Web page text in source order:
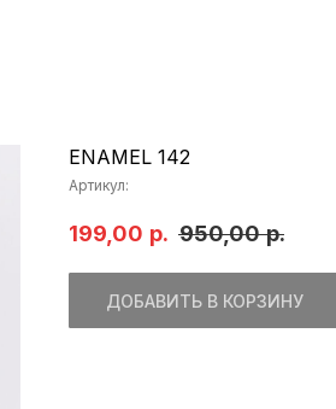
ENAMEL 142
Артикул:
199,00 р. 950,00 р.
ДОБАВИТЬ В КОРЗИНУ